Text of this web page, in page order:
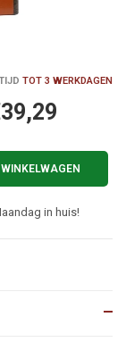
TOT 3 WERKDAGEN
in huis!